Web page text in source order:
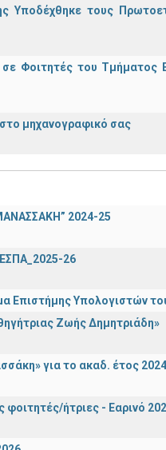
Υποδέχθηκε τους
Φοιτητές του Τμήματος
μηχανογραφικό σας
2024-25
26
Υπολογιστών
Ζωής Δημητριάδη»
για το ακαδ. έτος
ήτριες - Εαρινό